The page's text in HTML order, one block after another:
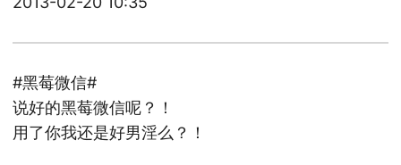
#黑莓微信#
说好的黑莓微信呢？！
用了你我还是好男淫么？！